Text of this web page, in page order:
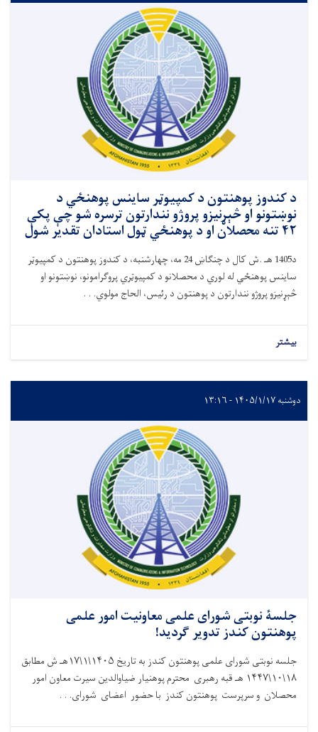
د کندوز پوهنتون د کمپیوټر ساینس پوهنځي د
نوښتونو او څېړنیزو پروژو نندارتون ترسره شو چې پکې
۴۲ تنه محصلان او د پوهنځي ټول استادان تقدیر شول
د1405 هـ .ش کال د چنګاښ 24 مه، چهارشنبه، د کندوز پوهنتون د کمپیوټر
ساینس پوهنځي له لوري د محصلانو د کمپیوټري پروګرامونو، نوښتونو او
څېړنیزو پروژو نندارتون د پوهنتون د رئیس، الحاج مولوي. . .
بیشتر
دوشنبه ۱۴۰۵/۱/۱۷ - ۱۳:۱۶
جلسۀ نوبتی شورای علمی معاونیت امور علمی
پوهنتون کندز تدویر گردید!
جلسه نوبتی شورای علمی پوهنتون کندز به تاریخ ۱۴۰۵\۱\۱۷هـ ش مطابق
۱۸\۱۰\۱۴۴۷ هـ قبه رهبری محترم پوهنیار ضیاوالدین سیرت معاون امور
محصلان و سرپرست پوهنتون کندز با حضور اعضای شورای. . .